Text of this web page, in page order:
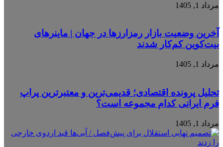
مرداد 1, 1405
آخرین وضعیت بازار رمزارزها در جهان | ماینرهای
بیت‌کوین کم‌کار شدند
مرداد 1, 1405
تحلیل پرونده اقتصادی؛ قدیمی‌ترین و معتبرترین پراپ
فرم ایرانی کدام مجموعه است؟
مرداد 1, 1405